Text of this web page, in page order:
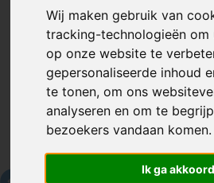
Wij maken gebruik van
tracking-technologieën om
op onze website te
gepersonaliseerde inhoud
te tonen, om ons
analyseren en om te
bezoekers vandaan komen.
Ik ga akkoord